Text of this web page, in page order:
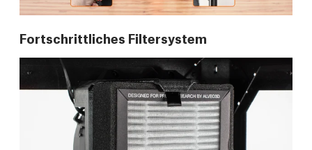
Fortschrittliches Filtersystem